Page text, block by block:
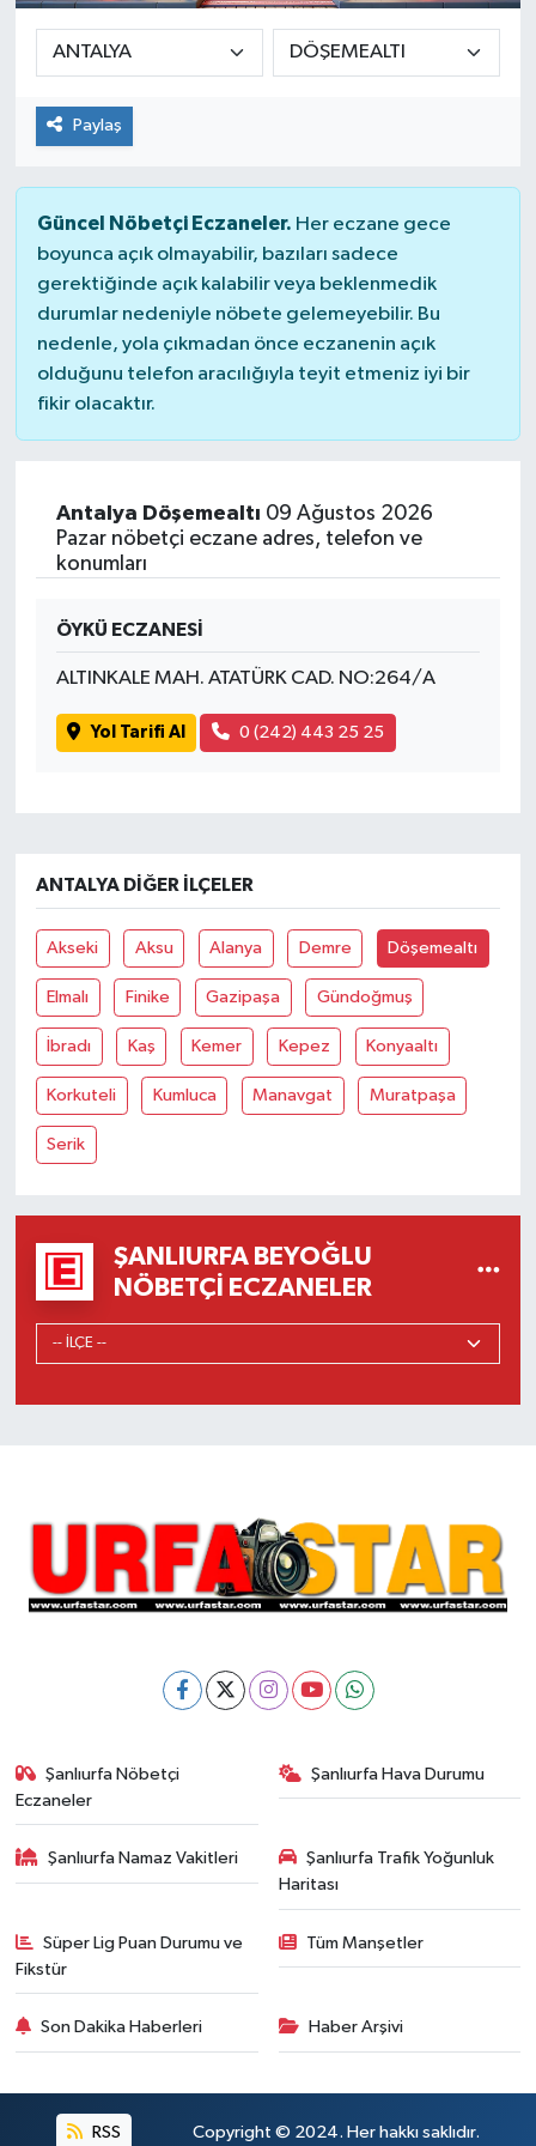
Paylaş
Güncel Nöbetçi Eczaneler. Her eczane gece
boyunca açık olmayabilir, bazıları sadece
gerektiğinde açık kalabilir veya beklenmedik
durumlar nedeniyle nöbete gelemeyebilir. Bu
nedenle, yola çıkmadan önce eczanenin açık
olduğunu telefon aracılığıyla teyit etmeniz iyi bir
fikir olacaktır.
Antalya Döşemealtı 09 Ağustos 2026
Pazar nöbetçi eczane adres, telefon ve
konumları
ÖYKÜ ECZANESİ
ALTINKALE MAH. ATATÜRK CAD. NO:264/A
Yol Tarifi Al 0 (242) 443 25 25
ANTALYA DIĞER İLÇELER
Akseki Aksu Alanya Demre Döşemealtı
Elmalı Finike Gazipaşa Gündoğmuş
İbradı Kaş Kemer Kepez Konyaaltı
Korkuteli Kumluca Manavgat Muratpaşa
Serik
ŞANLIURFA BEYOĞLU
NÖBETÇI ECZANELER
Şanlıurfa Nöbetçi
Eczaneler
Şanlıurfa Hava Durumu
Şanlıurfa Namaz Vakitleri
Şanlıurfa Trafik Yoğunluk
Haritası
Süper Lig Puan Durumu ve
Fikstür
Tüm Manşetler
Son Dakika Haberleri Haber Arşivi
RSS Copyright © 2024. Her hakkı saklıdır.